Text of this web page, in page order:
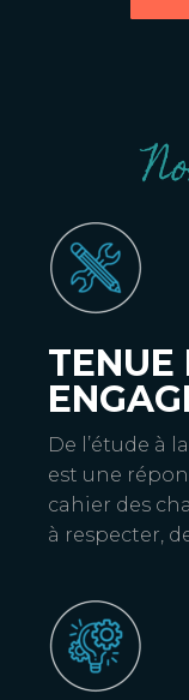
TENUE
De l’étude à
est une
cahier des
à respecter,